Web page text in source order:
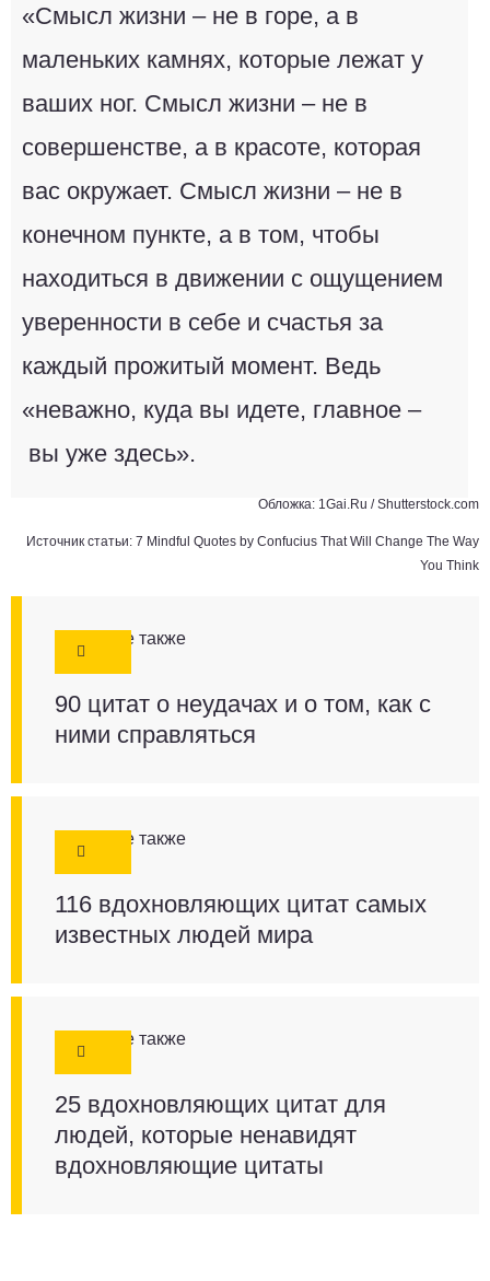
«Смысл жизни – не в горе, а в
маленьких камнях, которые лежат у
ваших ног. Смысл жизни – не в
совершенстве, а в красоте, которая
вас окружает. Смысл жизни – не в
конечном пункте, а в том, чтобы
находиться в движении с ощущением
уверенности в себе и счастья за
каждый прожитый момент. Ведь
«неважно, куда вы идете, главное –
вы уже здесь».
Обложка: 1Gai.Ru / Shutterstock.com
Источник статьи: 7 Mindful Quotes by Confucius That Will Change The Way
You Think
Смотрите также
90 цитат о неудачах и о том, как с
ними справляться
Смотрите также
116 вдохновляющих цитат самых
известных людей мира
Смотрите также
25 вдохновляющих цитат для
людей, которые ненавидят
вдохновляющие цитаты